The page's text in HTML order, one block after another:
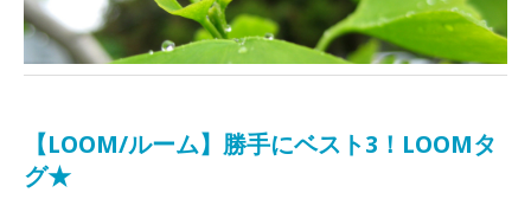
【LOOM/ルーム】勝手にベスト3！LOOMタ
グ★